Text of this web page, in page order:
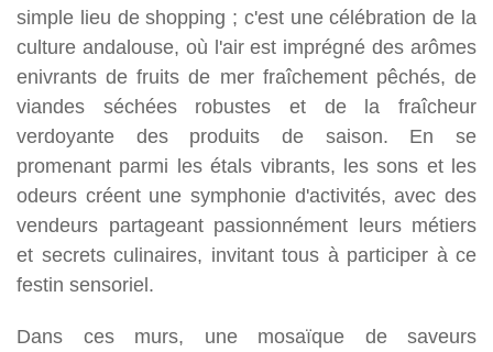
simple lieu de shopping ; c'est une célébration de la
culture andalouse, où l'air est imprégné des arômes
enivrants de fruits de mer fraîchement pêchés, de
viandes séchées robustes et de la fraîcheur
verdoyante des produits de saison. En se
promenant parmi les étals vibrants, les sons et les
odeurs créent une symphonie d'activités, avec des
vendeurs partageant passionnément leurs métiers
et secrets culinaires, invitant tous à participer à ce
festin sensoriel.
Dans ces murs, une mosaïque de saveurs